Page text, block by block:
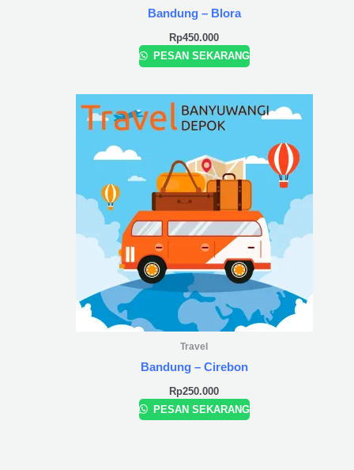
Bandung – Blora
Rp450.000
PESAN SEKARANG
Travel
Bandung – Cirebon
Rp250.000
PESAN SEKARANG